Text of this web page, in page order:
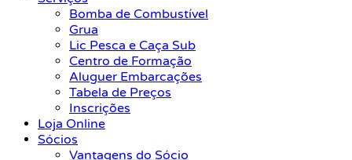
Bomba de Combustível
Grua
Lic Pesca e Caça Sub
Centro de Formação
Aluguer Embarcações
Tabela de Preços
Inscrições
Loja Online
Sócios
Vantagens do Sócio